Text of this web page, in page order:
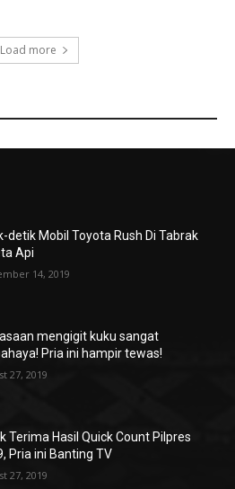
Load more
detik Mobil Toyota Rush Di Tabrak
Api
14, 2019
mengigit kuku sangat
Pria ini hampir tewas!
27, 2019
Terima Hasil Quick Count Pilpres
Pria ini Banting TV
27, 2019